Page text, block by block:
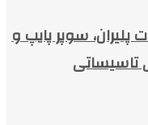
سوپر پایپ و
تاسیساتی